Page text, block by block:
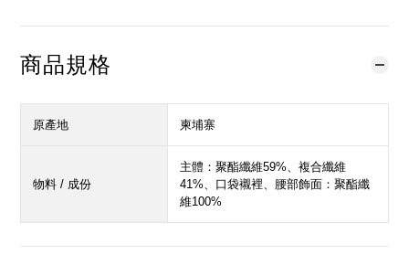
商品規格
原產地 柬埔寨
物料 / 成份
主體：聚酯纖維59%、複合纖維
41%、口袋襯裡、腰部飾面：聚酯纖
維100%